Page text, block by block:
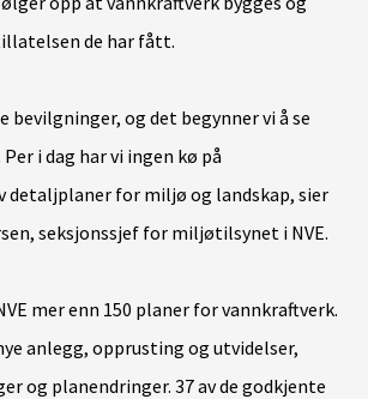
de har fått.
bevilgninger, og det begynner vi å se
i dag har vi ingen kø på
detaljplaner for miljø og landskap, sier
seksjonssjef for miljøtilsynet i NVE.
mer enn 150 planer for vannkraftverk.
anlegg, opprusting og utvidelser,
og planendringer. 37 av de godkjente